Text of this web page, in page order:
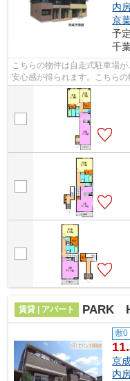
内
京
予
千
こちらの物件は自走式駐車場
安心感が得られます。こちら
ここがイチオシ。エバンス 蘇
賃貸 | アパート PARK
敷0
京
内